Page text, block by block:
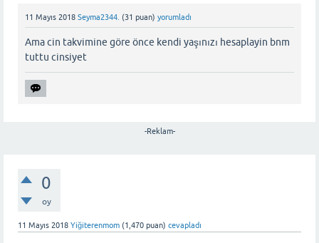
11 Mayıs 2018 Seyma2344. (31 puan) yorumladı
Ama cin takvimine göre önce kendi yaşınızı hesaplayin bnm
tuttu cinsiyet
-Reklam-
0
oy
11 Mayıs 2018 Yiğiterenmom (1,470 puan) cevapladı